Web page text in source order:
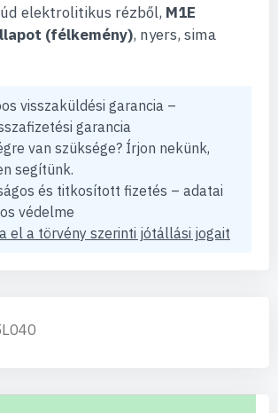
elektrolitikus rézből, M1E
(félkemény), nyers, sima
visszaküldési garancia –
garancia
van szüksége? Írjon nekünk,
segítünk.
és titkosított fizetés – adatai
védelme
el a törvény szerinti jótállási jogait